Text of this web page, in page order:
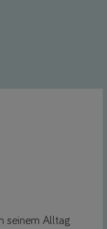
seinem Alltag